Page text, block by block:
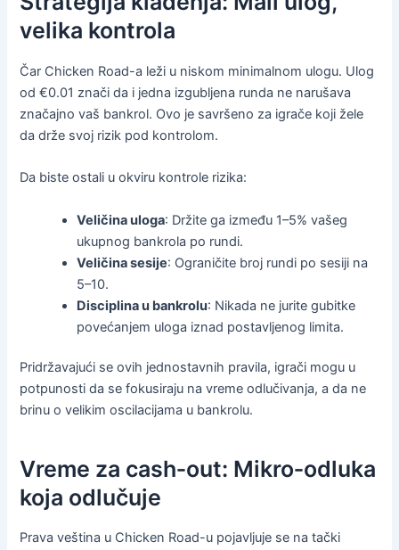
velika kontrola
Čar Chicken Road-a leži u niskom minimalnom ulogu. Ulog
od €0.01 znači da i jedna izgubljena runda ne narušava
značajno vaš bankrol. Ovo je savršeno za igrače koji žele
da drže svoj rizik pod kontrolom.
Da biste ostali u okviru kontrole rizika:
Veličina uloga: Držite ga između 1–5% vašeg
ukupnog bankrola po rundi.
Veličina sesije: Ograničite broj rundi po sesiji na
5–10.
Disciplina u bankrolu: Nikada ne jurite gubitke
povećanjem uloga iznad postavljenog limita.
Pridržavajući se ovih jednostavnih pravila, igrači mogu u
potpunosti da se fokusiraju na vreme odlučivanja, a da ne
brinu o velikim oscilacijama u bankrolu.
Vreme za cash‑out: Mikro‑odluka
koja odlučuje
Prava veština u Chicken Road-u pojavljuje se na tački